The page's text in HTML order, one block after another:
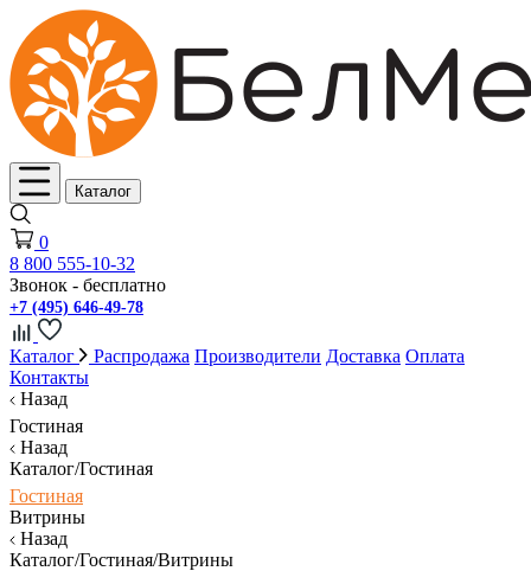
Каталог
0
8 800 555-10-32
Звонок - бесплатно
+7 (495) 646-49-78
Каталог Распродажа Производители Доставка Оплата
Контакты
Назад
Гостиная
Назад
Каталог/Гостиная
Гостиная
Витрины
Назад
Каталог/Гостиная/Витрины